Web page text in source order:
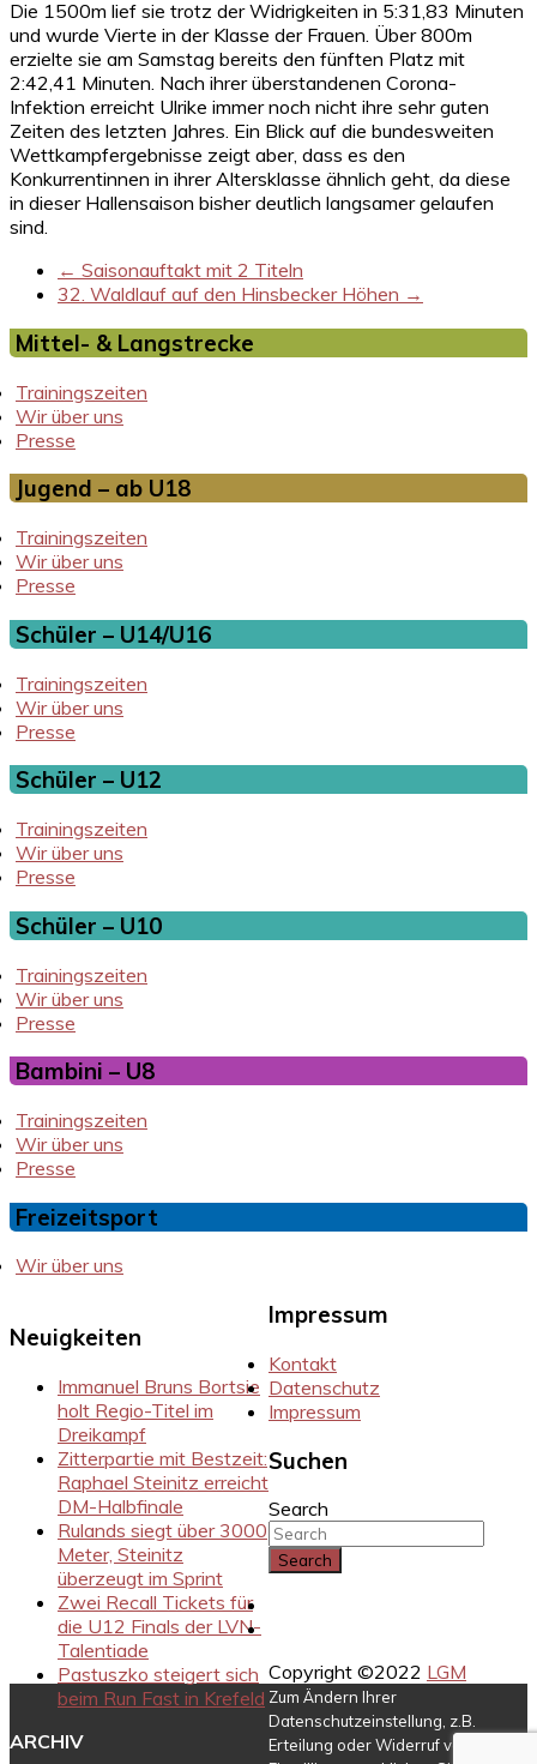
Die 1500m lief sie trotz der Widrigkeiten in 5:31,83 Minuten
und wurde Vierte in der Klasse der Frauen. Über 800m
erzielte sie am Samstag bereits den fünften Platz mit
2:42,41 Minuten. Nach ihrer überstandenen Corona-
Infektion erreicht Ulrike immer noch nicht ihre sehr guten
Zeiten des letzten Jahres. Ein Blick auf die bundesweiten
Wettkampfergebnisse zeigt aber, dass es den
Konkurrentinnen in ihrer Altersklasse ähnlich geht, da diese
in dieser Hallensaison bisher deutlich langsamer gelaufen
sind.
← Saisonauftakt mit 2 Titeln
32. Waldlauf auf den Hinsbecker Höhen →
Mittel- & Langstrecke
Trainingszeiten
Wir über uns
Presse
Jugend – ab U18
Trainingszeiten
Wir über uns
Presse
Schüler – U14/U16
Trainingszeiten
Wir über uns
Presse
Schüler – U12
Trainingszeiten
Wir über uns
Presse
Schüler – U10
Trainingszeiten
Wir über uns
Presse
Bambini – U8
Trainingszeiten
Wir über uns
Presse
Freizeitsport
Wir über uns
Neuigkeiten
Immanuel Bruns Bortsie
holt Regio-Titel im
Dreikampf
Zitterpartie mit Bestzeit:
Raphael Steinitz erreicht
DM-Halbfinale
Rulands siegt über 3000
Meter, Steinitz
überzeugt im Sprint
Zwei Recall Tickets für
die U12 Finals der LVN-
Talentiade
Pastuszko steigert sich
beim Run Fast in Krefeld
ARCHIV
Impressum
Kontakt
Datenschutz
Impressum
Suchen
Search
Copyright ©2022 LGM
Zum Ändern Ihrer
Datenschutzeinstellung, z.B.
Erteilung oder Widerruf von